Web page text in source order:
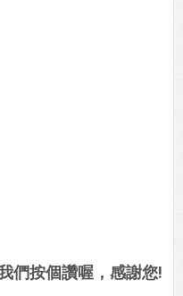
們按個讚喔，感謝您!